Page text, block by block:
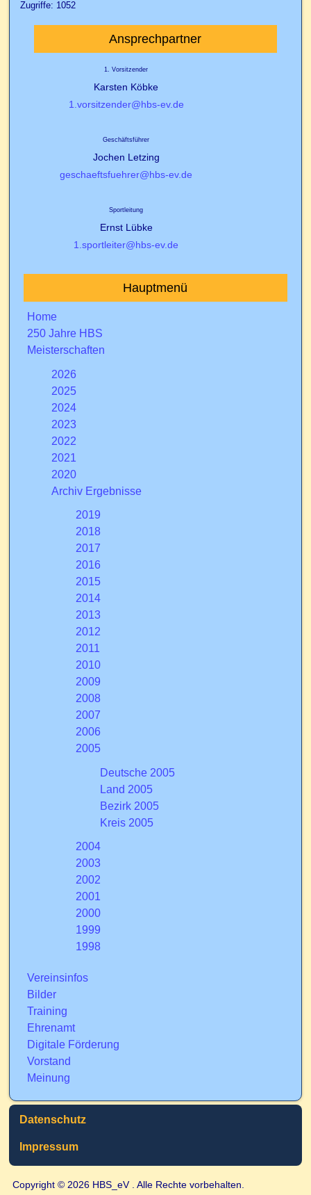
Zugriffe: 1052
Ansprechpartner
1. Vorsitzender
Karsten Köbke
1.vorsitzender@hbs-ev.de
Geschäftsführer
Jochen Letzing
geschaeftsfuehrer@hbs-ev.de
Sportleitung
Ernst Lübke
1.sportleiter@hbs-ev.de
Hauptmenü
Home
250 Jahre HBS
Meisterschaften
2026
2025
2024
2023
2022
2021
2020
Archiv Ergebnisse
2019
2018
2017
2016
2015
2014
2013
2012
2011
2010
2009
2008
2007
2006
2005
Deutsche 2005
Land 2005
Bezirk 2005
Kreis 2005
2004
2003
2002
2001
2000
1999
1998
Vereinsinfos
Bilder
Training
Ehrenamt
Digitale Förderung
Vorstand
Meinung
Datenschutz
Impressum
Copyright © 2026 HBS_eV . Alle Rechte vorbehalten.